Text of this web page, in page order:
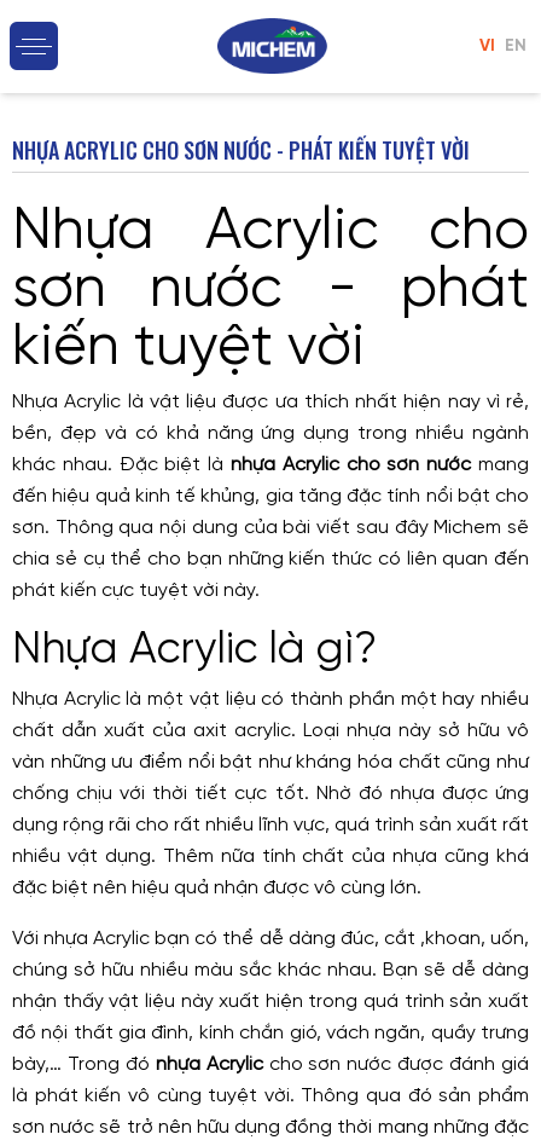
VI EN
NHỰA ACRYLIC CHO SƠN NƯỚC - PHÁT KIẾN TUYỆT VỜI
Nhựa Acrylic cho
sơn nước - phát
kiến tuyệt vời
Nhựa Acrylic là vật liệu được ưa thích nhất hiện nay vì rẻ,
bền, đẹp và có khả năng ứng dụng trong nhiều ngành
khác nhau. Đặc biệt là nhựa Acrylic cho sơn nước mang
đến hiệu quả kinh tế khủng, gia tăng đặc tính nổi bật cho
sơn. Thông qua nội dung của bài viết sau đây Michem sẽ
chia sẻ cụ thể cho bạn những kiến thức có liên quan đến
phát kiến cực tuyệt vời này.
Nhựa Acrylic là gì?
Nhựa Acrylic là một vật liệu có thành phần một hay nhiều
chất dẫn xuất của axit acrylic. Loại nhựa này sở hữu vô
vàn những ưu điểm nổi bật như kháng hóa chất cũng như
chống chịu với thời tiết cực tốt. Nhờ đó nhựa được ứng
dụng rộng rãi cho rất nhiều lĩnh vực, quá trình sản xuất rất
nhiều vật dụng. Thêm nữa tính chất của nhựa cũng khá
đặc biệt nên hiệu quả nhận được vô cùng lớn.
Với nhựa Acrylic bạn có thể dễ dàng đúc, cắt ,khoan, uốn,
chúng sở hữu nhiều màu sắc khác nhau. Bạn sẽ dễ dàng
nhận thấy vật liệu này xuất hiện trong quá trình sản xuất
đồ nội thất gia đình, kính chắn gió, vách ngăn, quầy trưng
bày,… Trong đó nhựa Acryliccho sơn nước được đánh giá
là phát kiến vô cùng tuyệt vời. Thông qua đó sản phẩm
sơn nước sẽ trở nên hữu dụng đồng thời mang những đặc